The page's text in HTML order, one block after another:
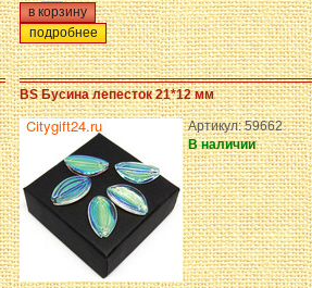
подробнее
BS Бусина лепесток 21*12 мм
Артикул: 59662
В наличии